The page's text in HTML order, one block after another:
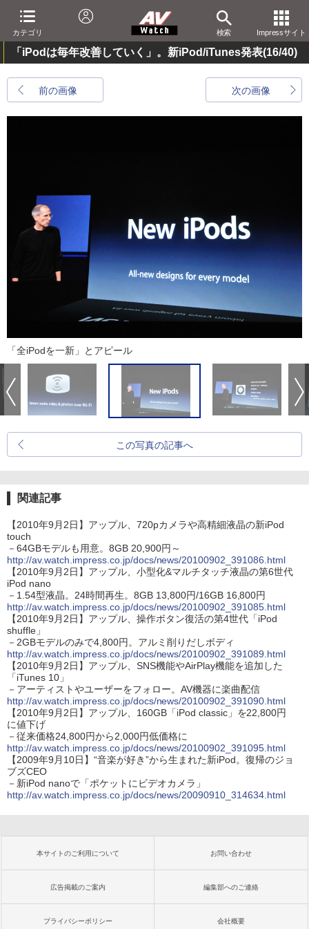
カテゴリ 検索 Impressサイト
「iPodは毎年改善していく」。新iPod/iTunes発表(16/40)
前の画像 次の画像
「全iPodを一新」とアピール
この写真の記事へ
関連記事
【2010年9月2日】アップル、720pカメラや高精細液晶の新iPod
touch
－64GBモデルも用意。8GB 20,900円～
http://av.watch.impress.co.jp/docs/news/20100902_391086.html
【2010年9月2日】アップル、小型化&マルチタッチ液晶の第6世代
iPod nano
－1.54型液晶。24時間再生。8GB 13,800円/16GB 16,800円
http://av.watch.impress.co.jp/docs/news/20100902_391085.html
【2010年9月2日】アップル、操作ボタン復活の第4世代「iPod
shuffle」
－2GBモデルのみで4,800円。アルミ削りだしボディ
http://av.watch.impress.co.jp/docs/news/20100902_391089.html
【2010年9月2日】アップル、SNS機能やAirPlay機能を追加した
「iTunes 10」
－アーティストやユーザーをフォロー。AV機器に楽曲配信
http://av.watch.impress.co.jp/docs/news/20100902_391090.html
【2010年9月2日】アップル、160GB「iPod classic」を22,800円
に値下げ
－従来価格24,800円から2,000円低価格に
http://av.watch.impress.co.jp/docs/news/20100902_391095.html
【2009年9月10日】“音楽が好き”から生まれた新iPod。復帰のジョ
ブズCEO
－新iPod nanoで「ポケットにビデオカメラ」
http://av.watch.impress.co.jp/docs/news/20090910_314634.html
本サイトのご利用について お問い合わせ
広告掲載のご案内 編集部へのご連絡
プライバシーポリシー 会社概要